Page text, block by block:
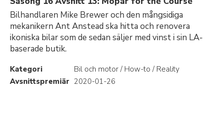
Bilhandlaren Mike Brewer och den mångsidiga
mekanikern Ant Anstead ska hitta och renovera
ikoniska bilar som de sedan säljer med vinst i sin LA-
baserade butik.
Kategori
Bil och motor / How-to / Reality
Avsnittspremiär 2020-01-26